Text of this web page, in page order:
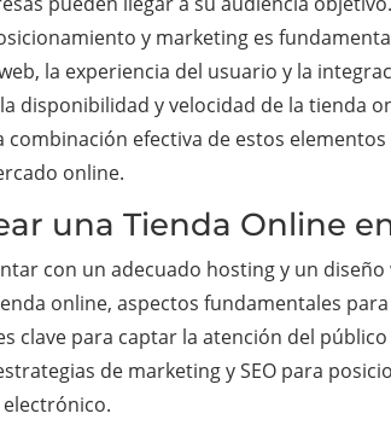
y marketing es
la experiencia del usuario y la
disponibilidad y velocidad de la tienda
efectiva de estos elementos
online.
una Tienda Online
con un adecuado hosting y un
online, aspectos fundamentales
clave para captar la atención del
de marketing y SEO para